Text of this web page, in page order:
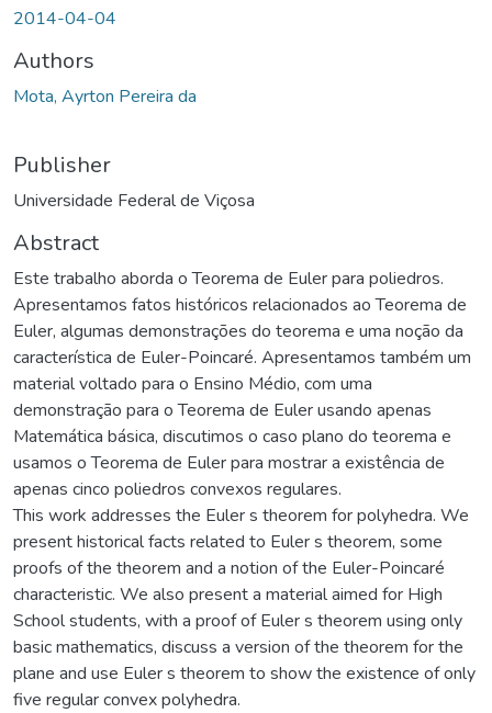
2014-04-04
Authors
Mota, Ayrton Pereira da
Publisher
Universidade Federal de Viçosa
Abstract
Este trabalho aborda o Teorema de Euler para poliedros.
Apresentamos fatos históricos relacionados ao Teorema de
Euler, algumas demonstrações do teorema e uma noção da
característica de Euler-Poincaré. Apresentamos também um
material voltado para o Ensino Médio, com uma
demonstração para o Teorema de Euler usando apenas
Matemática básica, discutimos o caso plano do teorema e
usamos o Teorema de Euler para mostrar a existência de
apenas cinco poliedros convexos regulares.
This work addresses the Euler s theorem for polyhedra. We
present historical facts related to Euler s theorem, some
proofs of the theorem and a notion of the Euler-Poincaré
characteristic. We also present a material aimed for High
School students, with a proof of Euler s theorem using only
basic mathematics, discuss a version of the theorem for the
plane and use Euler s theorem to show the existence of only
five regular convex polyhedra.